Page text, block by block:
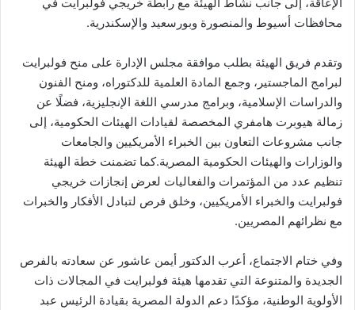
محافظات أسيوط والمنصورة وبورسعيد والإسكندرية.
وتقدم فريق الهيئة بطلب موافقة مجلس الإدارة على منح فولبرايت
لبرامج الماجستير، وجمع المادة العلمية للدكتوراه، ومنح الفنون
والدراسات الإسلامية، وبرامج مدرسي اللغة الإنجليزية، فضلًا عن
زمالة هيوبرت هامفري المخصصة لقيادات الهيئات الحكومية، إلى
جانب مشروعات التعاون بين الخبراء الأمريكيين والجامعات
والوزارات والهيئات الحكومية المصرية.كما تضمنت خطة الهيئة
تنظيم عدد من المؤتمرات والفعاليات لعرض إنجازات خريجي
فولبرايت والخبراء الأمريكيين، وخلق فرص لتبادل الأفكار والخبرات
مع نظرائهم المصريين.
وفي ختام الاجتماع، أعرب الدكتور أيمن عاشور عن سعادته بالفرص
الجديدة والمتنوعة التي تقدمها هيئة فولبرايت في المجالات ذات
الأولوية الوطنية، مؤكدًا دعم الدولة المصرية بقيادة الرئيس عبد